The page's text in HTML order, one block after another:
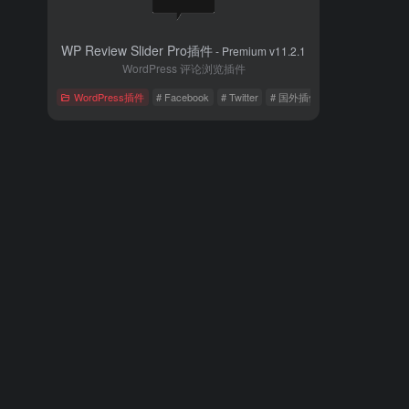
WP Review Slider Pro插件- Premium v11.2.1
WordPress 评论浏览插件
WordPress插件 # Facebook # Twitter # 国外插件